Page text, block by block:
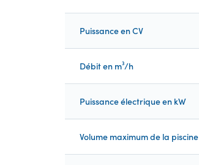
Puissance en CV
Débit en m³/h
Puissance électrique en kW
Volume maximum de la piscine